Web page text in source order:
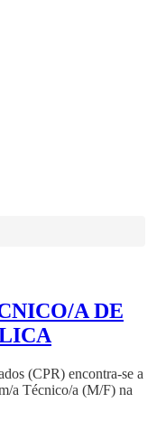
A DE
(CPR) encontra-se a
a Técnico/a (M/F) na